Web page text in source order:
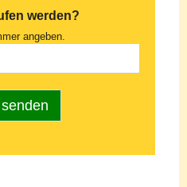
werden?
angeben.